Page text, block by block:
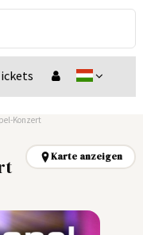
Konzert
Karte anzeigen